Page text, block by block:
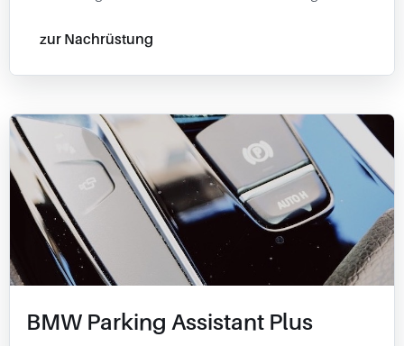
zur Nachrüstung
BMW Parking Assistant Plus